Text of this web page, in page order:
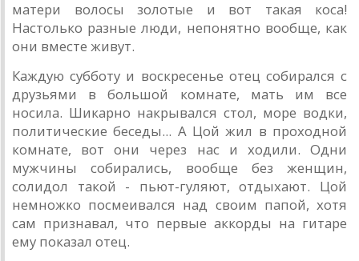
матери волосы золотые и вот такая коса!
Настолько разные люди, непонятно вообще, как
они вместе живут.
Каждую субботу и воскресенье отец собирался с
друзьями в большой комнате, мать им все
носила. Шикарно накрывался стол, море водки,
политические беседы... А Цой жил в проходной
комнате, вот они через нас и ходили. Одни
мужчины собирались, вообще без женщин,
солидол такой - пьют-гуляют, отдыхают. Цой
немножко посмеивался над своим папой, хотя
сам признавал, что первые аккорды на гитаре
ему показал отец.